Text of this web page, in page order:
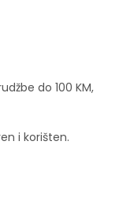
do 100 KM,
i korišten.